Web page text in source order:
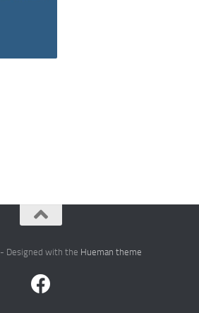
- Designed with the Hueman theme